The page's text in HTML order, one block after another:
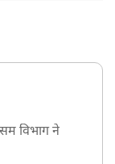
विभाग ने